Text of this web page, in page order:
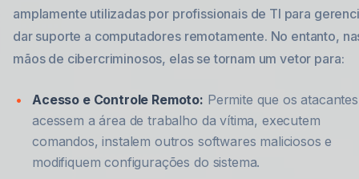
amplamente utilizadas por profissionais de TI para
dar suporte a computadores remotamente. No entanto,
mãos de cibercriminosos, elas se tornam um vetor para:
Acesso e Controle Remoto: Permite que os atacantes
acessem a área de trabalho da vítima, executem
comandos, instalem outros softwares maliciosos e
modifiquem configurações do sistema.